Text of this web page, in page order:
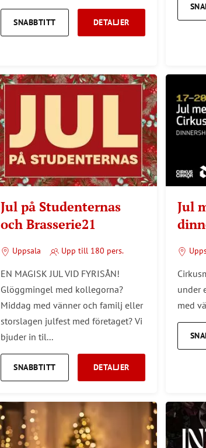
SNABBTITT DETALJER
Jul på Studenternas
och Brasserie21
Uppsala Upp till 180 pers.
EN MAGISK JUL VID FYRISÅN!
Glöggmingel med kollegorna?
Middag med vänner och familj eller
storslagen julfest med företaget? Vi
bjuder in til...
SNABBTITT DETALJER
Jul
under
med